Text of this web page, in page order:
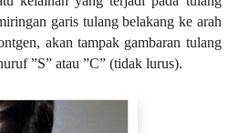
garis tulang belakang ke arah
akan tampak gambaran tulang
”S” atau ”C” (tidak lurus).